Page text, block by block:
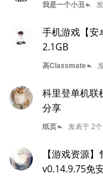
我是一个小丑reply
手机游戏【安
2.1GB
高Classmatereply
科里登单机联
分享
纸页reply 发表于 2
【游戏资源
v0.14.9.75免